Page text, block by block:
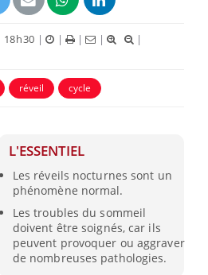
18h30 | | | |
|
réveil cycle
L'ESSENTIEL
Les réveils nocturnes sont un
phénomène normal.
Les troubles du sommeil
doivent être soignés, car ils
peuvent provoquer ou aggraver
de nombreuses pathologies.